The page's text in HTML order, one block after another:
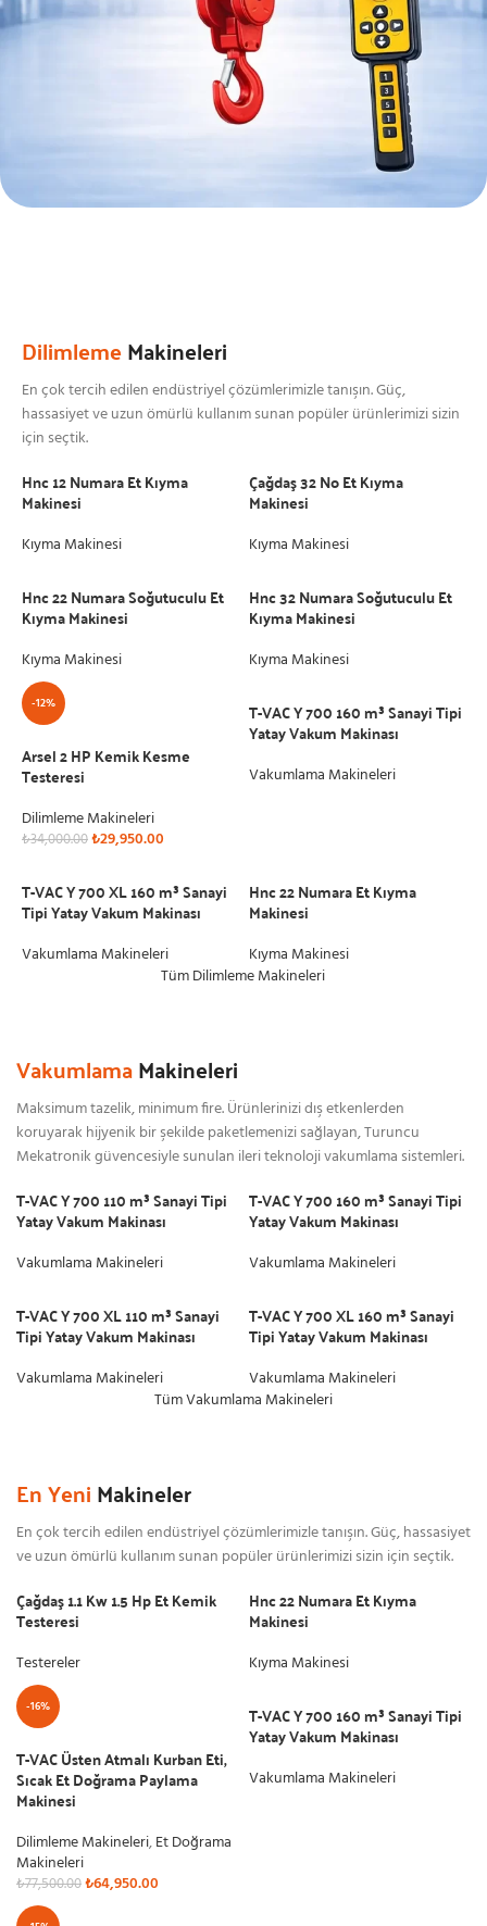
DilimlemeMakineleri
En çok tercih edilen endüstriyel çözümlerimizle tanışın. Güç,
hassasiyet ve uzun ömürlü kullanım sunan popüler ürünlerimizi sizin
için seçtik.
Hnc 12 Numara Et Kıyma
Makinesi
Kıyma Makinesi
Çağdaş 32 No Et Kıyma
Makinesi
Kıyma Makinesi
Hnc 22 Numara Soğutuculu Et
Kıyma Makinesi
Kıyma Makinesi
Hnc 32 Numara Soğutuculu Et
Kıyma Makinesi
Kıyma Makinesi
-12%
Arsel 2 HP Kemik Kesme
Testeresi
Dilimleme Makineleri
₺34,000.00₺29,950.00
T-VAC Y 700 160 m³ Sanayi Tipi
Yatay Vakum Makinası
Vakumlama Makineleri
T-VAC Y 700 XL 160 m³ Sanayi
Tipi Yatay Vakum Makinası
Vakumlama Makineleri
Hnc 22 Numara Et Kıyma
Makinesi
Kıyma Makinesi
Tüm Dilimleme Makineleri
VakumlamaMakineleri
Maksimum tazelik, minimum fire. Ürünlerinizi dış etkenlerden
koruyarak hijyenik bir şekilde paketlemenizi sağlayan, Turuncu
Mekatronik güvencesiyle sunulan ileri teknoloji vakumlama sistemleri.
T-VAC Y 700 110 m³ Sanayi Tipi
Yatay Vakum Makinası
Vakumlama Makineleri
T-VAC Y 700 160 m³ Sanayi Tipi
Yatay Vakum Makinası
Vakumlama Makineleri
T-VAC Y 700 XL 110 m³ Sanayi
Tipi Yatay Vakum Makinası
Vakumlama Makineleri
T-VAC Y 700 XL 160 m³ Sanayi
Tipi Yatay Vakum Makinası
Vakumlama Makineleri
Tüm Vakumlama Makineleri
En YeniMakineler
En çok tercih edilen endüstriyel çözümlerimizle tanışın. Güç, hassasiyet
ve uzun ömürlü kullanım sunan popüler ürünlerimizi sizin için seçtik.
Çağdaş 1.1 Kw 1.5 Hp Et Kemik
Testeresi
Testereler
Hnc 22 Numara Et Kıyma
Makinesi
Kıyma Makinesi
-16%
T-VAC Üsten Atmalı Kurban Eti,
Sıcak Et Doğrama Paylama
Makinesi
Dilimleme Makineleri,Et Doğrama
Makineleri
₺77,500.00₺64,950.00
T-VAC Y 700 160 m³ Sanayi Tipi
Yatay Vakum Makinası
Vakumlama Makineleri